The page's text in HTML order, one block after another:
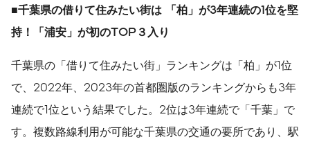
■千葉県の借りて住みたい街は 「柏」が3年連続の1位を堅
持！「浦安」が初のTOP ３入り
千葉県の「借りて住みたい街」ランキングは「柏」が1位
で、2022年、2023年の首都圏版のランキングからも3年
連続で1位という結果でした。2位は3年連続で「千葉」で
す。複数路線利用が可能な千葉県の交通の要所であり、駅